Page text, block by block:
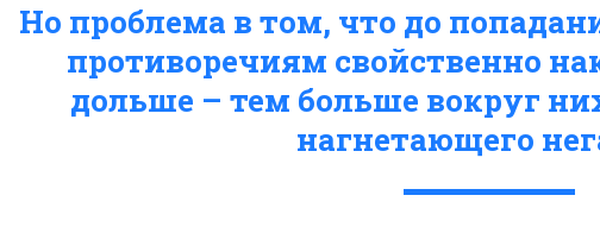
Но проблема в том, что до
противоречиям свойственно
дольше – тем больше вокруг
нагнетающего